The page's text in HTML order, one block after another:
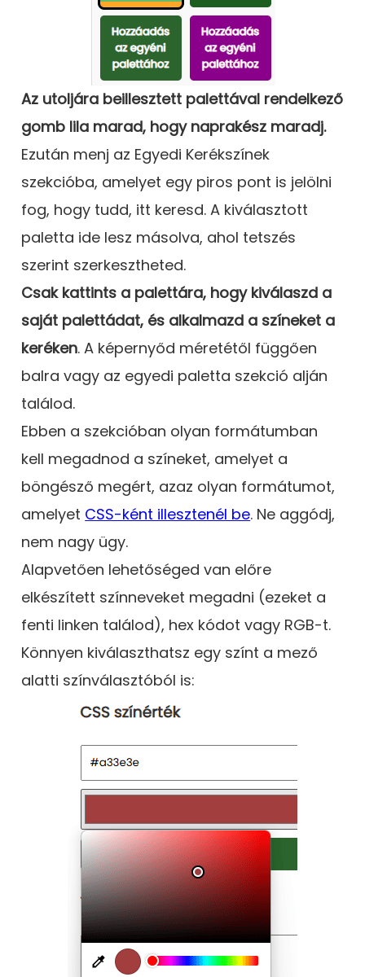
Az utoljára beillesztett palettával rendelkező
gomb lila marad, hogy naprakész maradj.
Ezután menj az Egyedi Kerékszínek
szekcióba, amelyet egy piros pont is jelölni
fog, hogy tudd, itt keresd. A kiválasztott
paletta ide lesz másolva, ahol tetszés
szerint szerkesztheted.
Csak kattints a palettára, hogy kiválaszd a
saját palettádat, és alkalmazd a színeket a
keréken. A képernyőd méretétől függően
balra vagy az egyedi paletta szekció alján
találod.
Ebben a szekcióban olyan formátumban
kell megadnod a színeket, amelyet a
böngésző megért, azaz olyan formátumot,
amelyet CSS-ként illesztenél be. Ne aggódj,
nem nagy ügy.
Alapvetően lehetőséged van előre
elkészített színneveket megadni (ezeket a
fenti linken találod), hex kódot vagy RGB-t.
Könnyen kiválaszthatsz egy színt a mező
alatti színválasztóból is: